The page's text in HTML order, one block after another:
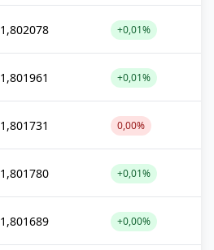
1,802078 +0,01%
1,801961 +0,01%
1,801731 0,00%
1,801780 +0,01%
1,801689 +0,00%